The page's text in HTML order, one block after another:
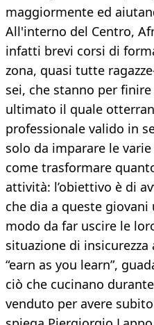
maggiormente ed
All'interno del Centro,
infatti brevi corsi di
zona, quasi tutte
sei, che stanno per
ultimato il quale
professionale valido in
solo da imparare le
come trasformare
attività: l’obiettivo è di
che dia a queste
modo da far uscire le
situazione di
“earn as you learn”,
ciò che cucinano
venduto per avere